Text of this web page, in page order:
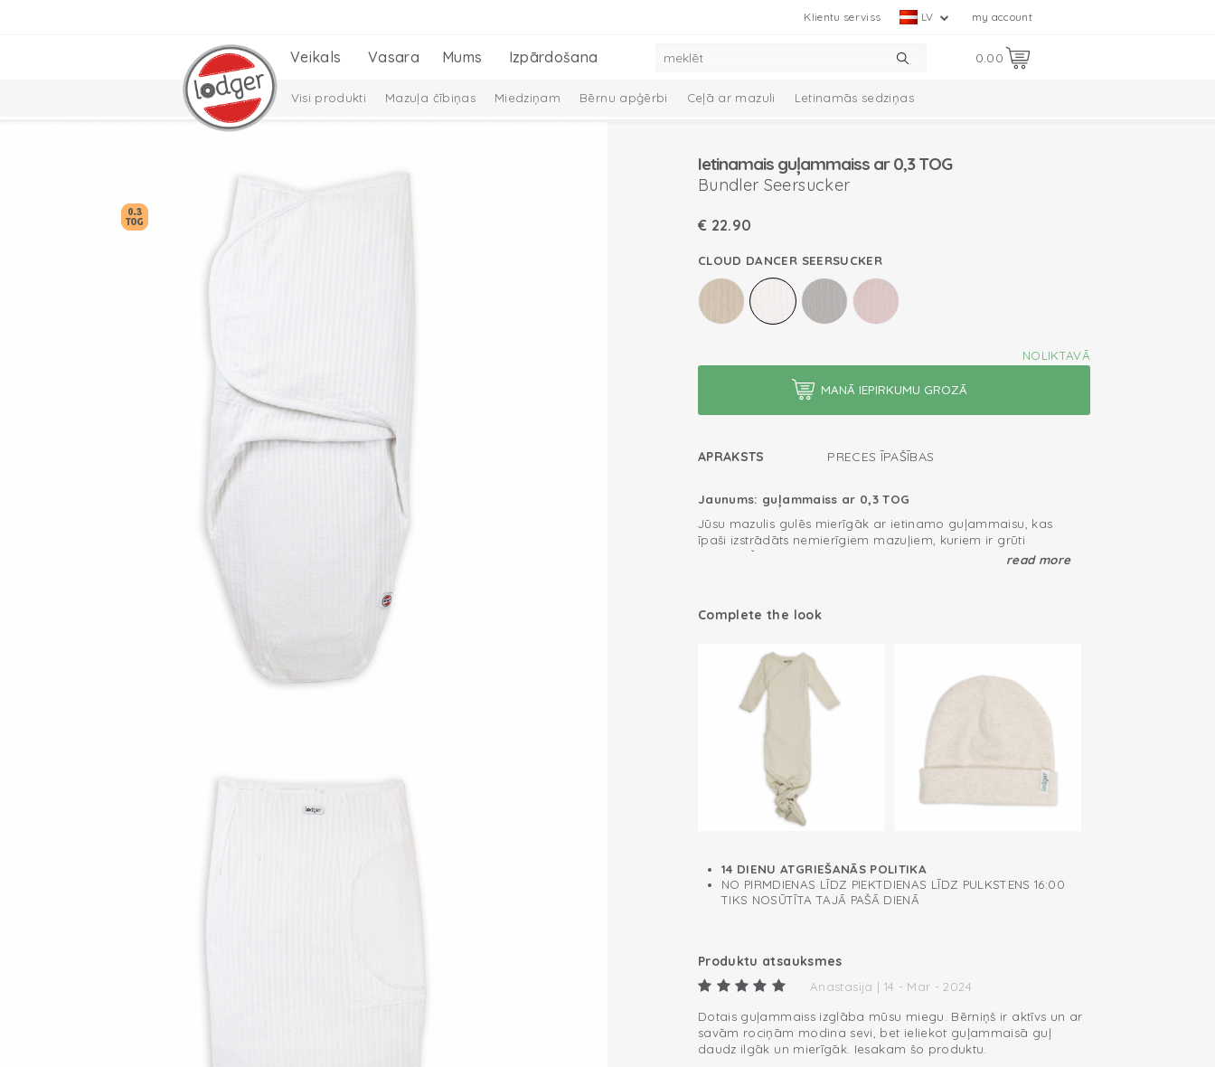
my account
LV
Klientu serviss
0.00
Veikals Vasara Mums Izpārdošana
Visi produkti Mazuļa čībiņas Miedziņam Bērnu apģērbi Ceļā ar mazuli Letinamās sedziņas
Melange Collection Ietinamais guļammaiss ar 0,3 TOG
Bundler Seersucker
€ 22.90
CLOUD DANCER SEERSUCKER
NOLIKTAVĀ
APRAKSTS PRECES ĪPAŠĪBAS
Jaunums: guļammaiss ar 0,3 TOG
Jūsu mazulis gulēs mierīgāk ar ietinamo guļammaisu, kas
īpaši izstrādāts nemierīgiem mazuļiem, kuriem ir grūti
aizmigt. Šī mazuļu ietinamā sedziņa ir īpaši mīksta, un tai ir
esam padomājuši arī par jaunajiem vecākiem. Gudrais
vislabāk elpojošā jaundzimušā ietinamā sedziņa, kādu vien
var atrast.
Viegli ietīt savu mazuli, jo sedziņa ir izgatavota no ļoti
Var tikt lietots tūdaļ pēc piedzimšanas
Simulē drošo vidi mātes vēderā
Trikotāžas kokvilna; elpojoša un mīksta
read more
Complete the look
14 DIENU ATGRIEŠANĀS POLITIKA
NO PIRMDIENAS LĪDZ PIEKTDIENAS LĪDZ PULKSTENS 16:00
TIKS NOSŪTĪTA TAJĀ PAŠĀ DIENĀ
Produktu atsauksmes
Anastasija | 14 - Mar - 2024
Dotais guļammaiss izglāba mūsu miegu. Bērniņš ir aktīvs un ar
savām rociņām modina sevi, bet ieliekot guļammaisā guļ
daudz ilgāk un mierīgāk. Iesakam šo produktu.